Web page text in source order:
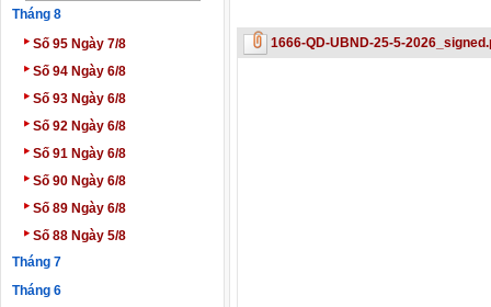
Tháng 8
‣ Số 95 Ngày 7/8
‣ Số 94 Ngày 6/8
‣ Số 93 Ngày 6/8
‣ Số 92 Ngày 6/8
‣ Số 91 Ngày 6/8
‣ Số 90 Ngày 6/8
‣ Số 89 Ngày 6/8
‣ Số 88 Ngày 5/8
Tháng 7
Tháng 6
1666-QD-UBND-25-5-